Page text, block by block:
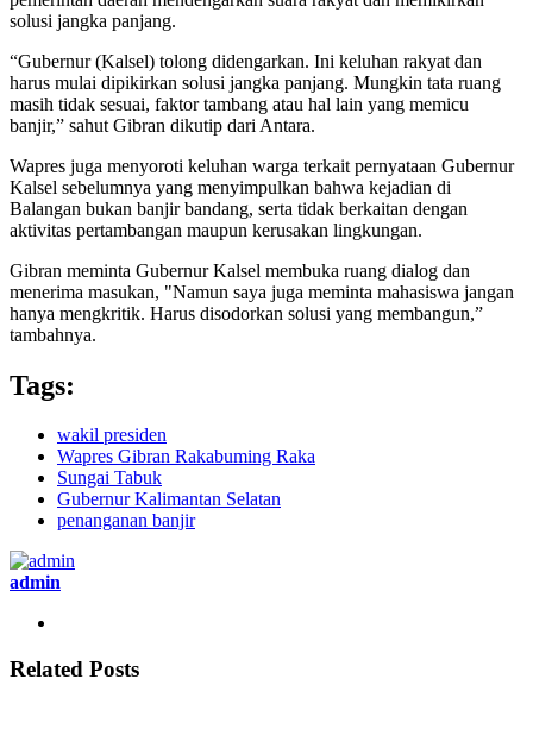
solusi jangka panjang.
“Gubernur (Kalsel) tolong didengarkan. Ini keluhan rakyat dan
harus mulai dipikirkan solusi jangka panjang. Mungkin tata ruang
masih tidak sesuai, faktor tambang atau hal lain yang memicu
banjir,” sahut Gibran dikutip dari Antara.
Wapres juga menyoroti keluhan warga terkait pernyataan Gubernur
Kalsel sebelumnya yang menyimpulkan bahwa kejadian di
Balangan bukan banjir bandang, serta tidak berkaitan dengan
aktivitas pertambangan maupun kerusakan lingkungan.
Gibran meminta Gubernur Kalsel membuka ruang dialog dan
menerima masukan, "Namun saya juga meminta mahasiswa jangan
hanya mengkritik. Harus disodorkan solusi yang membangun,”
tambahnya.
Tags:
wakil presiden
Wapres Gibran Rakabuming Raka
Sungai Tabuk
Gubernur Kalimantan Selatan
penanganan banjir
admin
Related Posts